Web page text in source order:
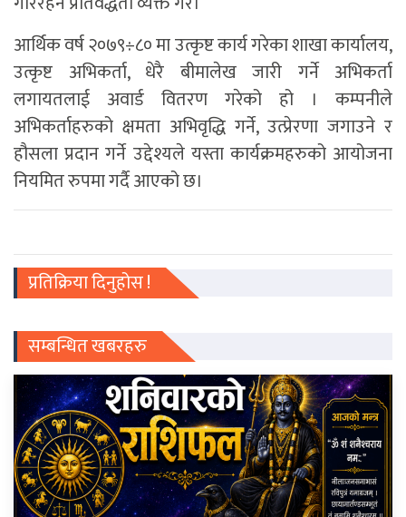
आर्थिक वर्ष २०७९÷८० मा उत्कृष्ट कार्य गरेका शाखा कार्यालय,
उत्कृष्ट अभिकर्ता, धेरै बीमालेख जारी गर्ने अभिकर्ता
लगायतलाई अवार्ड वितरण गरेको हो । कम्पनीले
अभिकर्ताहरुको क्षमता अभिवृद्धि गर्ने, उत्प्रेरणा जगाउने र
हौसला प्रदान गर्ने उद्देश्यले यस्ता कार्यक्रमहरुको आयोजना
नियमित रुपमा गर्दै आएको छ।
प्रतिक्रिया दिनुहोस !
सम्बन्धित खबरहरु